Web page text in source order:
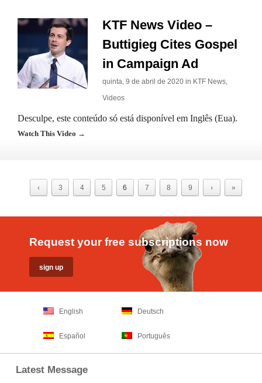
KTF News Video –
Buttigieg Cites Gospel
in Campaign Ad
quinta, 9 de abril de 2020 in KTF News,
Videos
Desculpe, este conteúdo só está disponível em Inglês (Eua).
Watch This Video →
‹ 3 4 5 6 7 8 9 › »
Request your free subscriptions now
English Deutsch
Español Português
Latest Message